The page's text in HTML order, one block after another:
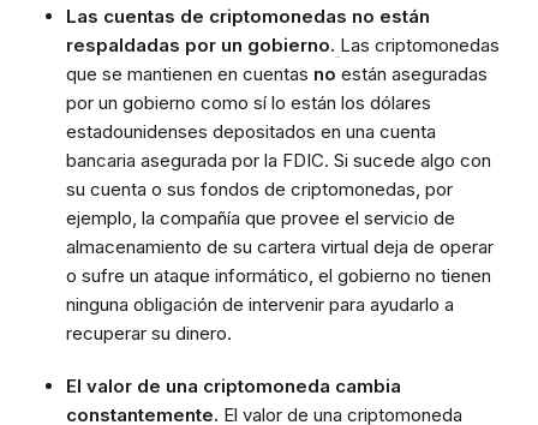
Las cuentas de criptomonedas no están
respaldadas por un gobierno. Las criptomonedas
que se mantienen en cuentas no están aseguradas
por un gobierno como sí lo están los dólares
estadounidenses depositados en una cuenta
bancaria asegurada por la FDIC. Si sucede algo con
su cuenta o sus fondos de criptomonedas, por
ejemplo, la compañía que provee el servicio de
almacenamiento de su cartera virtual deja de operar
o sufre un ataque informático, el gobierno no tienen
ninguna obligación de intervenir para ayudarlo a
recuperar su dinero.
El valor de una criptomoneda cambia
constantemente. El valor de una criptomoneda